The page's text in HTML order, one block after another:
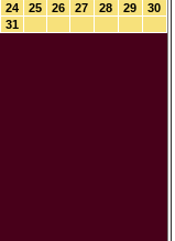
24
25 26 27 28 29
30
31